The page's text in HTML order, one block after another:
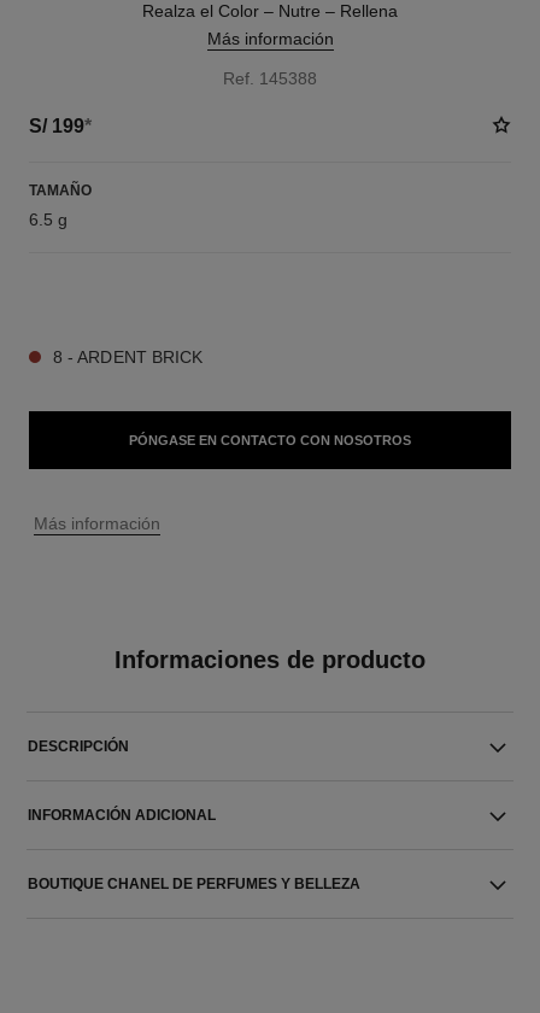
Realza el Color – Nutre – Rellena
Más información
Ref. 145388
S/ 199*
TAMAÑO
6.5 g
8 - ARDENT BRICK
PÓNGASE EN CONTACTO CON NOSOTROS
↩
Más información
Informaciones de producto
DESCRIPCIÓN
INFORMACIÓN ADICIONAL
BOUTIQUE CHANEL DE PERFUMES Y BELLEZA